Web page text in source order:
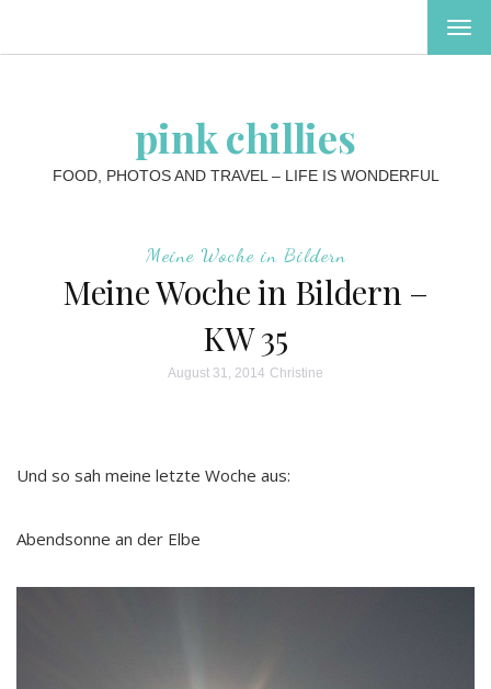
pink chillies
FOOD, PHOTOS AND TRAVEL – LIFE IS WONDERFUL
Meine Woche in Bildern
Meine Woche in Bildern –
KW 35
August 31, 2014 Christine
Und so sah meine letzte Woche aus:
Abendsonne an der Elbe